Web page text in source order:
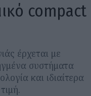
compact
έρχεται με
συστήματα
και ιδιαίτερα